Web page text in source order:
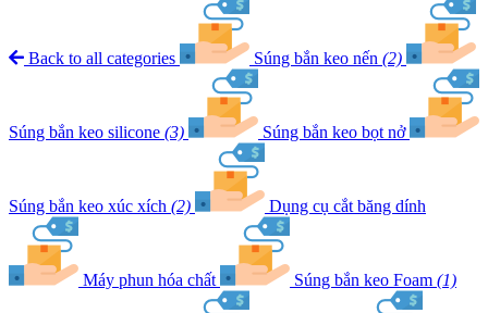
Back to all categories Súng bắn keo nến (2)
Súng bắn keo silicone (3) Súng bắn keo bọt nở
Súng bắn keo xúc xích (2) Dụng cụ cắt băng dính
Máy phun hóa chất Súng bắn keo Foam (1)